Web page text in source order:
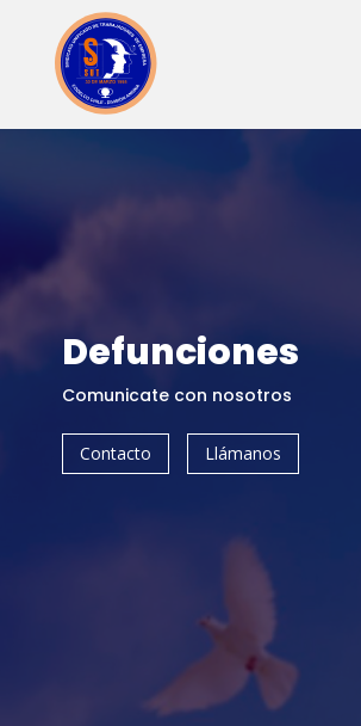
Defunciones
Comunicate con nosotros
Contacto Llámanos